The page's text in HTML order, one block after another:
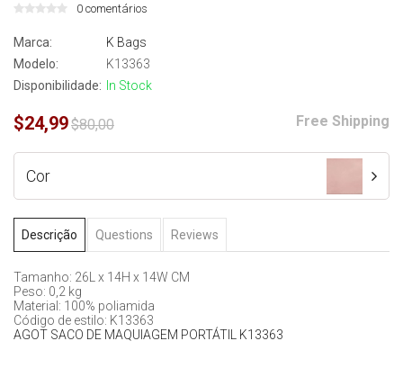
0 comentários
Marca:
K Bags
Modelo:
K13363
Disponibilidade:
In Stock
$24,99$80,00 Free Shipping
Cor
Descrição Questions Reviews
Tamanho: 26L x 14H x 14W CM
Peso: 0,2 kg
Material: 100% poliamida
Código de estilo: K13363
AGOT SACO DE MAQUIAGEM PORTÁTIL K13363